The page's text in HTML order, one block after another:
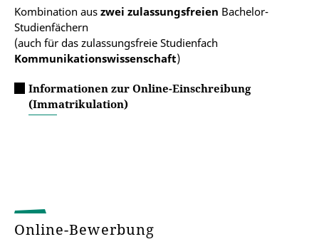
Kombination aus zwei zulassungsfreien Bachelor-
Studienfächern
(auch für das zulassungsfreie Studienfach
Kommunikationswissenschaft)
Informationen zur Online-Einschreibung
(Immatrikulation)
Online-Bewerbung